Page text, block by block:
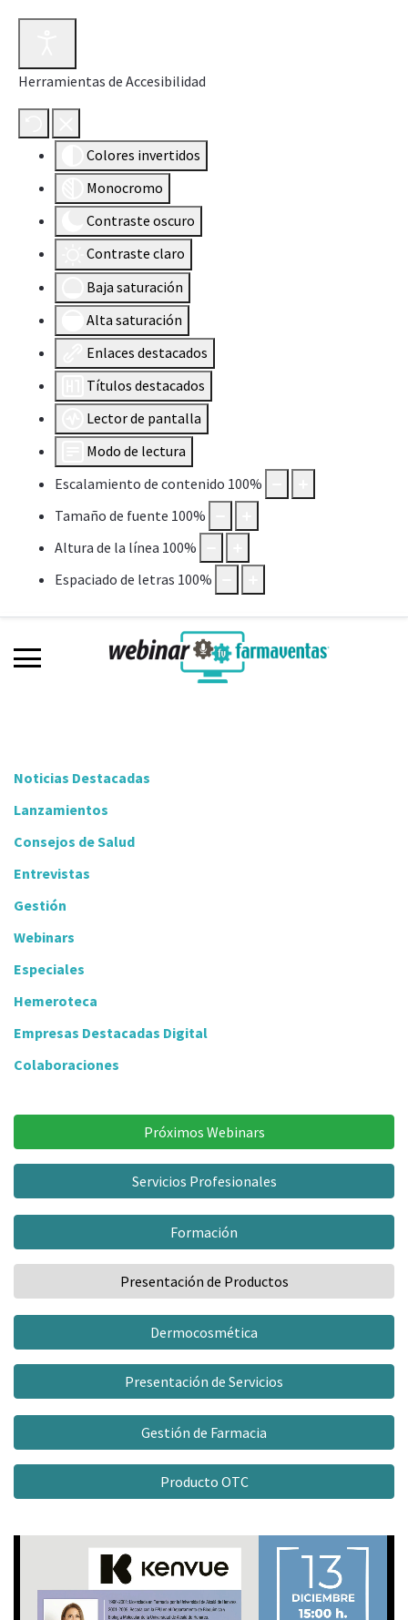
Herramientas de Accesibilidad
Colores invertidos
Monocromo
Contraste oscuro
Contraste claro
Baja saturación
Alta saturación
Enlaces destacados
Títulos destacados
Lector de pantalla
Modo de lectura
Escalamiento de contenido 100%
Tamaño de fuente 100%
Altura de la línea 100%
Espaciado de letras 100%
Noticias Destacadas
Lanzamientos
Consejos de Salud
Entrevistas
Gestión
Webinars
Especiales
Hemeroteca
Empresas Destacadas Digital
Colaboraciones
Próximos Webinars
Servicios Profesionales
Formación
Presentación de Productos
Dermocosmética
Presentación de Servicios
Gestión de Farmacia
Producto OTC
Salud digestiva y estrés: Rompe el círculo vicioso
Patrocina